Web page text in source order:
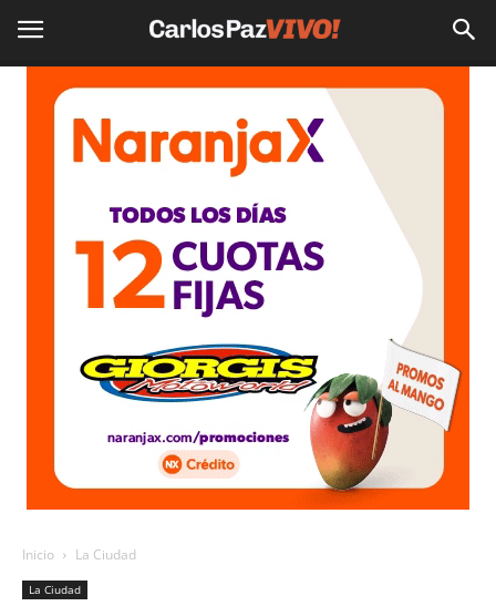
Inicio La Ciudad
La Ciudad